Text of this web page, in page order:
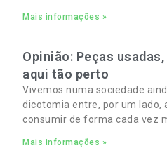
Mais informações »
Opinião: Peças
aqui tão perto
Vivemos numa sociedade
dicotomia entre, por um lado,
consumir de forma cada vez
e familiares cada vez mais
Mais informações »